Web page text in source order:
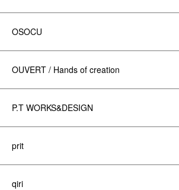
OSOCU
OUVERT / Hands of creation
P.T WORKS&DESIGN
prit
qiri